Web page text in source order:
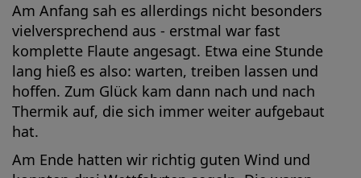
Am Anfang sah es allerdings nicht besonders
vielversprechend aus - erstmal war fast
komplette Flaute angesagt. Etwa eine Stunde
lang hieß es also: warten, treiben lassen und
hoffen. Zum Glück kam dann nach und nach
Thermik auf, die sich immer weiter aufgebaut
hat.
Am Ende hatten wir richtig guten Wind und